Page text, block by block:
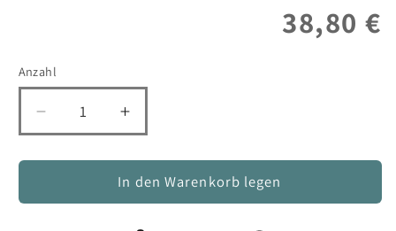
38,80 €
Anzahl
Verringere
die
Menge
Stofftaschentücher
Erhöhe
die
Menge
für
Stofftaschentücher
In den Warenkorb legen